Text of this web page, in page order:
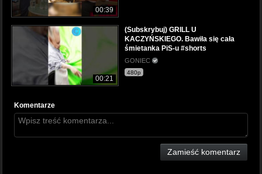
00:39
00:21
(Subskrybuj) GRILL U
KACZYŃSKIEGO. Bawiła się cała
śmietanka PiS-u #shorts
GONIEC
480p
Komentarze
Zamieść komentarz